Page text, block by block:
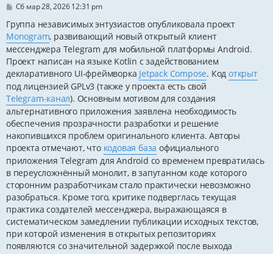
С
о
б
щ
е
и
е
Сб мар 28, 2026 12:31 pm
Группа независимых энтузиастов опубликовала проект
Monogram, развивающий новый открытый клиент
мессенджера Telegram для мобильной платформы Android.
Проект написан на языке Kotlin с задействованием
декларативного UI-фреймворка Jetpack Compose. Кодоткрыт
под лицензией GPLv3 (также у проекта есть свой
Telegram-канал). Основным мотивом для создания
альтернативного приложения заявлена необходимость
обеспечения прозрачности разработки и решение
накопившихся проблем оригинального клиента. Авторы
проекта отмечают, что кодовая база официального
приложения Telegram для Android со временем превратилась
в переусложнённый монолит, в запутанном коде которого
сторонним разработчикам стало практически невозможно
разобраться. Кроме того, критике подверглась текущая
практика создателей мессенджера, выражающаяся в
систематическом замедлении публикации исходных текстов,
при которой изменения в открытых репозиториях
появляются со значительной задержкой после выхода